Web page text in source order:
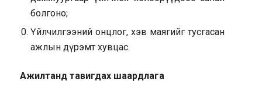
болгоно;
Үйлчилгээний онцлог, хэв маягийг тусгасан
ажлын дүрэмт хувцас.
Ажилтанд тавигдах шаардлага